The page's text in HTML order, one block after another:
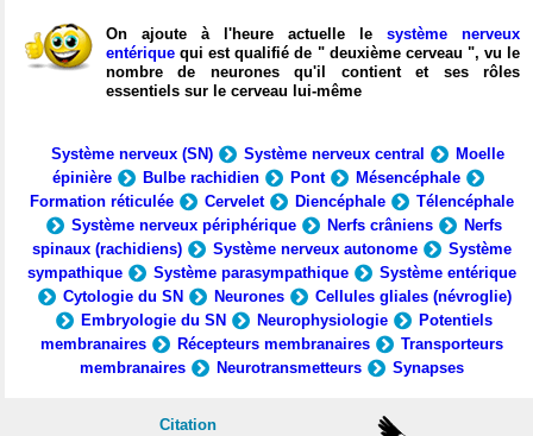
On ajoute à l'heure actuelle le système nerveux
entérique qui est qualifié de " deuxième cerveau ", vu le
nombre de neurones qu'il contient et ses rôles
essentiels sur le cerveau lui-même
Système nerveux (SN) Système nerveux central
Moelle
épinière
Bulbe rachidien Pont
Mésencéphale
Formation réticulée
Cervelet Diencéphale
Télencéphale
Système nerveux périphérique
Nerfs crâniens
Nerfs
spinaux (rachidiens)
Système nerveux autonome
Système
sympathique
Système parasympathique
Système entérique
Cytologie du SN
Neurones
Cellules gliales (névroglie)
Embryologie du SN
Neurophysiologie
Potentiels
membranaires
Récepteurs membranaires
Transporteurs
membranaires
Neurotransmetteurs Synapses
Citation